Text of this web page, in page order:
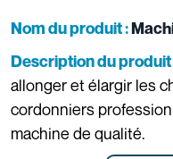
Nom du produit :
Description du produit
allonger et élargir les
cordonniers
machine de qualité.